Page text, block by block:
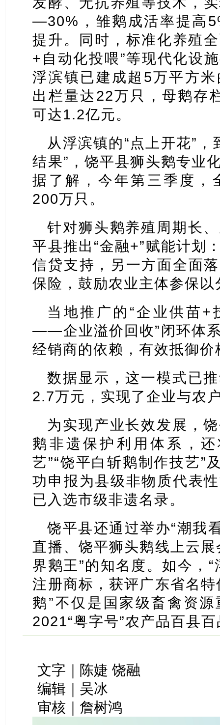
—30%，雏鹅成活率提高
提升。同时，标准化养殖
+自动化投喂”等现代化设
浮滨镇已建成超5万平方
出栏量达22万只，母鹅存
可达1.2亿元。
从浮滨镇的“点上开花”
结果”，饶平县狮头鹅专业
据了解，今年第三季度，
200万只。
针对狮头鹅养殖周期长
平县推出“金融+”赋能计划
信贷支持，另一方面全面
保险，鼓励农业主体参保以
当地推广的“企业供苗
——企业溢价回收”闭环体
经销商的依赖，有效抵御价
数据显示，这一模式已
2.7万元，实现了企业与农
为实现产业长效发展，
鹅非遗保护利用体系，
艺”“饶平白斩鹅制作技艺”
功申报为县级非物质代表
已入选市级非遗名录。
饶平县还通过举办“潮我
直播、饶平狮头鹅线上云
界鹅王”的知名度。如今，
注册商标，获评广东省名
鹅”不仅是国家级畜禽资
2021“粤字号”农产品百县
文字｜陈婕 饶融
编辑｜吴冰
审核｜詹树鸿